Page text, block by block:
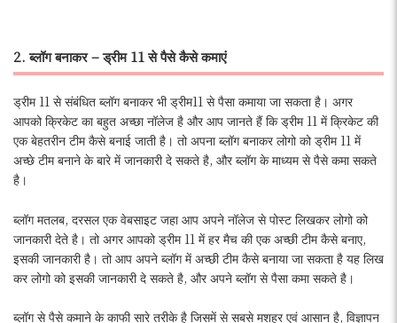
2. ब्लॉग बनाकर – ड्रीम 11 से पैसे कैसे कमाएं
ड्रीम 11 से संबंधित ब्लॉग बनाकर भी ड्रीम11 से पैसा कमाया जा सकता है। अगर
आपको क्रिकेट का बहुत अच्छा नॉलेज है और आप जानते हैं कि ड्रीम 11 में क्रिकेट की
एक बेहतरीन टीम कैसे बनाई जाती है। तो अपना ब्लॉग बनाकर लोगो को ड्रीम 11 में
अच्छे टीम बनाने के बारे में जानकारी दे सकते है, और ब्लॉग के माध्यम से पैसे कमा सकते
है।
ब्लॉग मतलब, दरसल एक वेबसाइट जहा आप अपने नॉलेज से पोस्ट लिखकर लोगो को
जानकारी देते है। तो अगर आपको ड्रीम 11 में हर मैच की एक अच्छी टीम कैसे बनाए,
इसकी जानकारी है। तो आप अपने ब्लॉग में अच्छी टीम कैसे बनाया जा सकता है यह लिख
कर लोगो को इसकी जानकारी दे सकते है, और अपने ब्लॉग से पैसा कमा सकते है।
ब्लॉग से पैसे कमाने के काफी सारे तरीके है जिसमें से सबसे मशहूर एवं आसान है, विज्ञापन